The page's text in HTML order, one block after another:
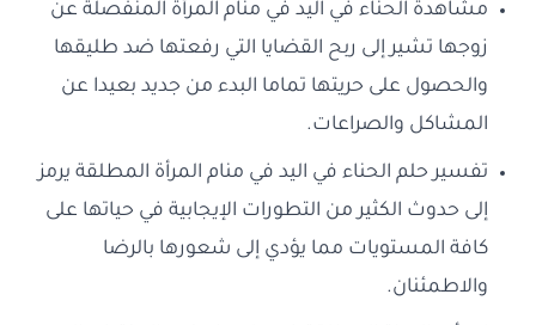
مشاهدة الحناء في اليد في منام المرأة المنفصلة عن
زوجها تشير إلى ربح القضايا التي رفعتها ضد طليقها
والحصول على حريتها تماما البدء من جديد بعيدا عن
المشاكل والصراعات.
تفسير حلم الحناء في اليد في منام المرأة المطلقة يرمز
إلى حدوث الكثير من التطورات الإيجابية في حياتها على
كافة المستويات مما يؤدي إلى شعورها بالرضا
والاطمئنان.